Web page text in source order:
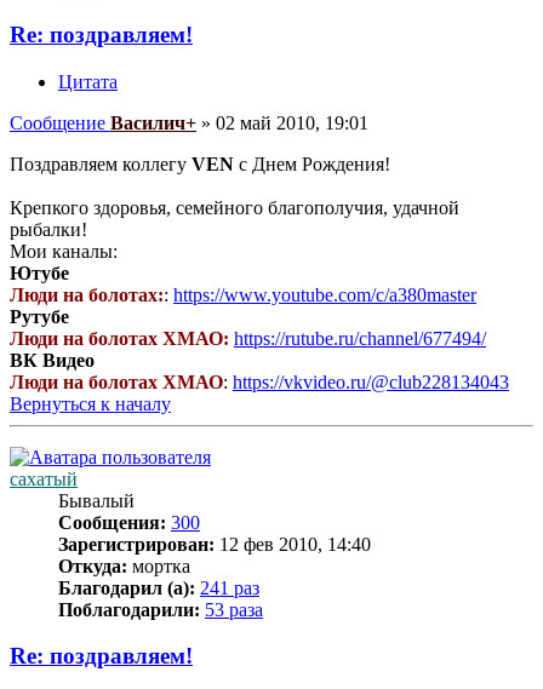
Re: поздравляем!
Цитата
Сообщение Василич+ » 02 май 2010, 19:01
Поздравляем коллегу VEN с Днем Рождения!
Крепкого здоровья, семейного благополучия, удачной
рыбалки!
Мои каналы:
Ютубе
Люди на болотах:: https://www.youtube.com/c/a380master
Рутубе
Люди на болотах ХМАО: https://rutube.ru/channel/677494/
ВК Видео
Люди на болотах ХМАО: https://vkvideo.ru/@club228134043
Вернуться к началу
сахатый
Бывалый
Сообщения: 300
Зарегистрирован: 12 фев 2010, 14:40
Откуда: мортка
Благодарил (а): 241 раз
Поблагодарили: 53 раза
Re: поздравляем!